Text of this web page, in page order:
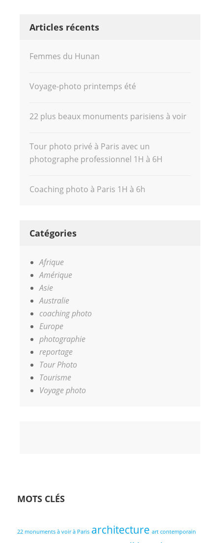
Articles récents
Femmes du Hunan
Voyage-photo printemps été
22 plus beaux monuments parisiens à voir
Tour photo privé à Paris avec un
photographe professionnel 1H à 6H
Coaching photo à Paris 1H à 6h
Catégories
Afrique
Amérique
Asie
Australie
coaching photo
Europe
photographie
reportage
Tour Photo
Tourisme
Voyage photo
MOTS CLÉS
22 monuments à voir à Paris architecture art contemporain